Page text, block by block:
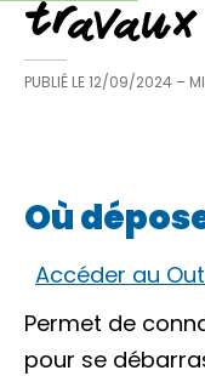
travaux
PUBLIÉ LE12/09/2024 –
Où
Accéder au
Permet de
pour se